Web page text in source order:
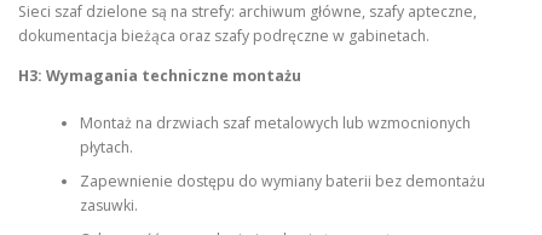
Sieci szaf dzielone są na strefy: archiwum główne, szafy apteczne,
dokumentacja bieżąca oraz szafy podręczne w gabinetach.
H3: Wymagania techniczne montażu
Montaż na drzwiach szaf metalowych lub wzmocnionych
płytach.
Zapewnienie dostępu do wymiany baterii bez demontażu
zasuwki.